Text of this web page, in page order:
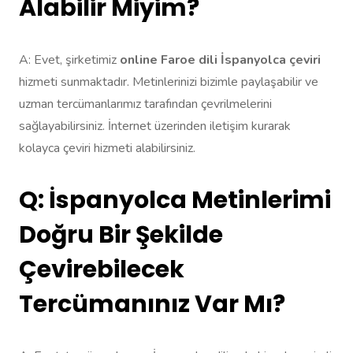
Alabilir Miyim?
A: Evet, şirketimiz online Faroe dili İspanyolca çeviri
hizmeti sunmaktadır. Metinlerinizi bizimle paylaşabilir ve
uzman tercümanlarımız tarafından çevrilmelerini
sağlayabilirsiniz. İnternet üzerinden iletişim kurarak
kolayca çeviri hizmeti alabilirsiniz.
Q: İspanyolca Metinlerimi
Doğru Bir Şekilde
Çevirebilecek
Tercümanınız Var Mı?